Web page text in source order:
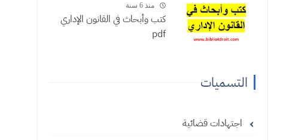
منذ 6 سنة
كتب وأبحاث في القانون الإداري
pdf
التسميات
اجتهادات قضائية